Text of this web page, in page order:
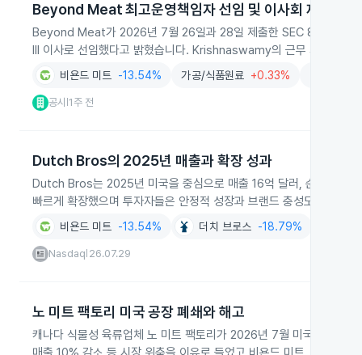
Beyond Meat 최고운영책임자 선임 및 이사회 재편
Beyond Meat가 2026년 7월 26일과 28일 제출한 SEC 8-K에서
III 이사로 선임했다고 밝혔습니다. Krishnaswamy의 근무 시작일과
비욘드 미트 -13.54% 가공/식품원료 +0.33%
공시 |1주 전
Dutch Bros의 2025년 매출과 확장 성과
Dutch Bros는 2025년 미국을 중심으로 매출 16억 달러, 순이익 1억
빠르게 확장했으며 투자자들은 안정적 성장과 브랜드 충성도를 긍정
비욘드 미트 -13.54% 더치 브로스 -18.79%
Nasdaq 26.07.29
노 미트 팩토리 미국 공장 폐쇄와 해고
캐나다 식물성 육류업체 노 미트 팩토리가 2026년 7월 미국 워싱턴